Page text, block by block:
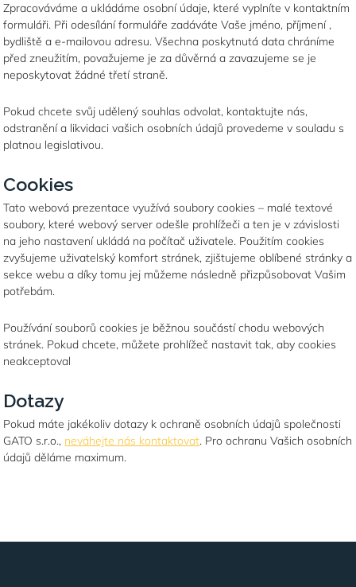
Zpracováváme a ukládáme osobní údaje, které vyplníte v kontaktním
formuláři. Při odesílání formuláře zadáváte Vaše jméno, příjmení ,
bydliště a e-mailovou adresu. Všechna poskytnutá data chráníme
před zneužitím, považujeme je za důvěrná a zavazujeme se je
neposkytovat žádné třetí straně.
Pokud chcete svůj udělený souhlas odvolat, kontaktujte nás,
odstranění a likvidaci vašich osobních údajů provedeme v souladu s
platnou legislativou.
Cookies
Tato webová prezentace využívá soubory cookies – malé textové
soubory, které webový server odešle prohlížeči a ten je v závislosti
na jeho nastavení ukládá na počítač uživatele. Použitím cookies
zvyšujeme uživatelský komfort stránek, zjištujeme oblíbené stránky a
sekce webu a díky tomu jej můžeme následně přizpůsobovat Vašim
potřebám.
Používání souborů cookies je běžnou součástí chodu webových
stránek. Pokud chcete, můžete prohlížeč nastavit tak, aby cookies
neakceptoval
Dotazy
Pokud máte jakékoliv dotazy k ochraně osobních údajů společnosti
GATO s.r.o., neváhejte nás kontaktovat. Pro ochranu Vašich osobních
údajů děláme maximum.